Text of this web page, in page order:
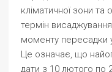
кліматичної зони
термін
моменту пересадки
Це означає, що
дати з 10 лютого по